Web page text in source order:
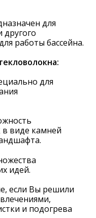
для
другого
работы бассейна.
для
виде камней
идей.
если Вы решили
и подогрева